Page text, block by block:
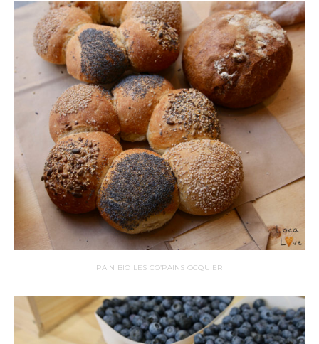
PAIN BIO LES CO’PAINS OCQUIER